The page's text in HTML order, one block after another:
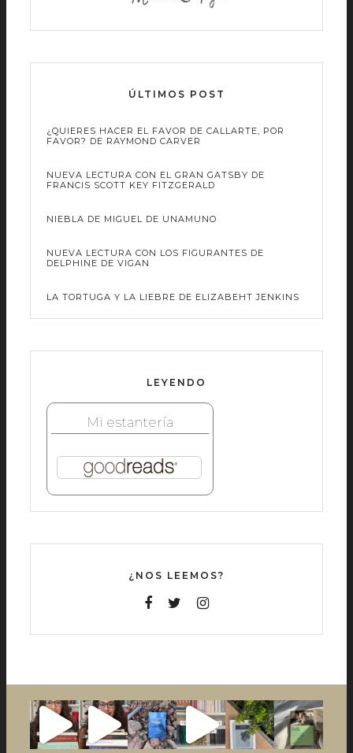
ÚLTIMOS POST
¿QUIERES HACER EL FAVOR DE CALLARTE, POR
FAVOR? DE RAYMOND CARVER
NUEVA LECTURA CON EL GRAN GATSBY DE
FRANCIS SCOTT KEY FITZGERALD
NIEBLA DE MIGUEL DE UNAMUNO
NUEVA LECTURA CON LOS FIGURANTES DE
DELPHINE DE VIGAN
LA TORTUGA Y LA LIEBRE DE ELIZABEHT JENKINS
LEYENDO
Mi estantería
¿NOS LEEMOS?